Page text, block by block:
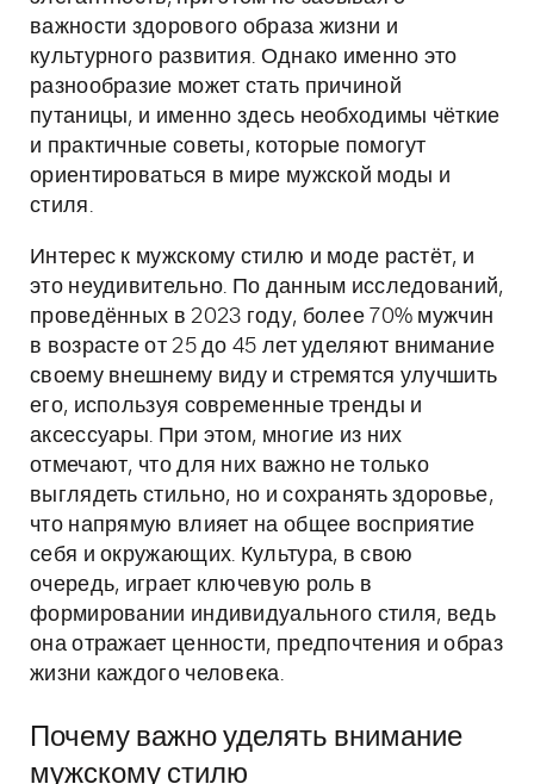
важности здорового образа жизни и
культурного развития. Однако именно это
разнообразие может стать причиной
путаницы, и именно здесь необходимы чёткие
и практичные советы, которые помогут
ориентироваться в мире мужской моды и
стиля.
Интерес к мужскому стилю и моде растёт, и
это неудивительно. По данным исследований,
проведённых в 2023 году, более 70% мужчин
в возрасте от 25 до 45 лет уделяют внимание
своему внешнему виду и стремятся улучшить
его, используя современные тренды и
аксессуары. При этом, многие из них
отмечают, что для них важно не только
выглядеть стильно, но и сохранять здоровье,
что напрямую влияет на общее восприятие
себя и окружающих. Культура, в свою
очередь, играет ключевую роль в
формировании индивидуального стиля, ведь
она отражает ценности, предпочтения и образ
жизни каждого человека.
Почему важно уделять внимание
мужскому стилю